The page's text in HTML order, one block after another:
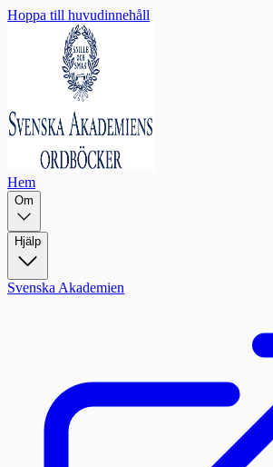
Hoppa till huvudinnehåll
Hem
Om
Hjälp
Svenska Akademien